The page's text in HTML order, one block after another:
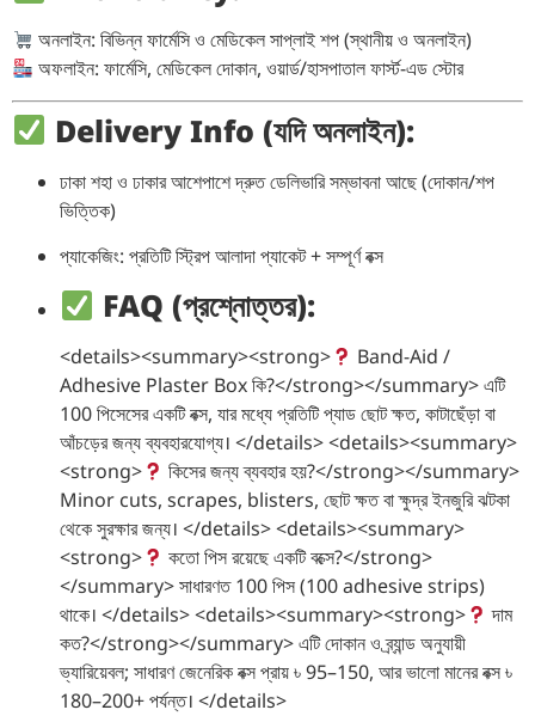
অনলাইন: বিভিন্ন ফার্মেসি ও মেডিকেল সাপ্লাই শপ (স্থানীয় ও অনলাইন)
অফলাইন: ফার্মেসি, মেডিকেল দোকান, ওয়ার্ড/হাসপাতাল ফার্স্ট-এড স্টোর
Delivery Info (যদি অনলাইন):
ঢাকা শহা ও ঢাকার আশেপাশে দ্রুত ডেলিভারি সম্ভাবনা আছে (দোকান/শপ
ভিত্তিক)
প্যাকেজিং: প্রতিটি স্ট্রিপ আলাদা প্যাকেট + সম্পূর্ণ বক্স
FAQ (প্রশ্নোত্তর):
<details><summary><strong>
Band-Aid /
Adhesive Plaster Box কি?</strong></summary> এটি
100 পিসেসের একটি বক্স, যার মধ্যে প্রতিটি প্যাড ছোট ক্ষত, কাটাছেঁড়া বা
আঁচড়ের জন্য ব্যবহারযোগ্য। </details> <details><summary>
<strong>
কিসের জন্য ব্যবহার হয়?</strong></summary>
Minor cuts, scrapes, blisters, ছোট ক্ষত বা ক্ষুদ্র ইনজুরি ঝটকা
থেকে সুরক্ষার জন্য। </details> <details><summary>
<strong>
কতো পিস রয়েছে একটি বক্সে?</strong>
</summary> সাধারণত 100 পিস (100 adhesive strips)
থাকে। </details> <details><summary><strong>
দাম
কত?</strong></summary> এটি দোকান ও ব্র্যান্ড অনুযায়ী
ভ্যারিয়েবল; সাধারণ জেনেরিক বক্স প্রায় ৳ 95–150, আর ভালো মানের বক্স ৳
180–200+ পর্যন্ত। </details>